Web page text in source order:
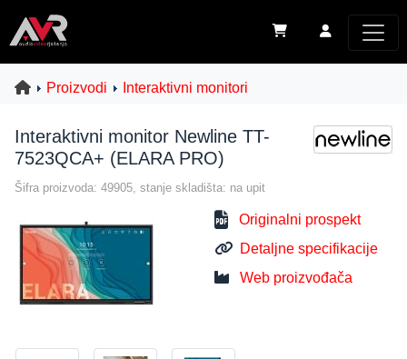
Proizvodi Interaktivni monitori
Interaktivni monitor Newline TT-
7523QCA+ (ELARA PRO)
Šifra proizvoda: 49905, stanje skladišta: na upit
Originalni prospekt
Detaljne specifikacije
Web proizvođača